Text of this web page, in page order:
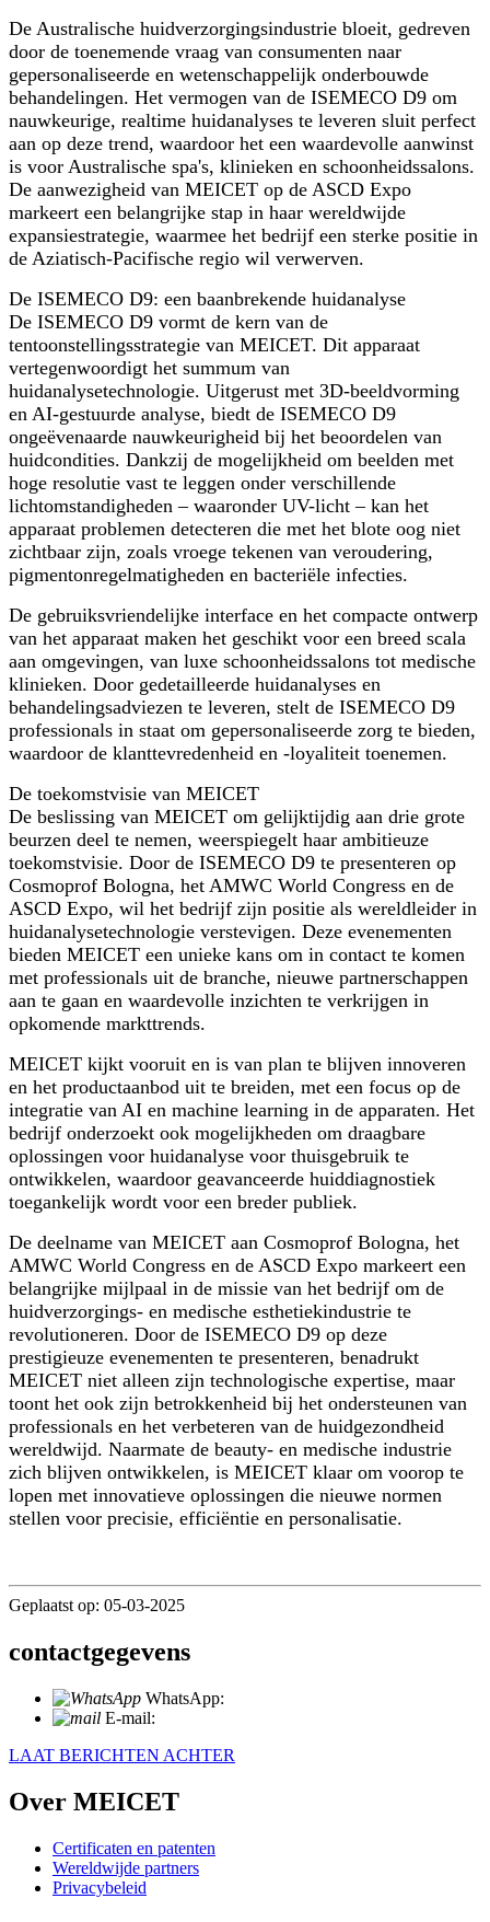
De Australische huidverzorgingsindustrie bloeit, gedreven
door de toenemende vraag van consumenten naar
gepersonaliseerde en wetenschappelijk onderbouwde
behandelingen. Het vermogen van de ISEMECO D9 om
nauwkeurige, realtime huidanalyses te leveren sluit perfect
aan op deze trend, waardoor het een waardevolle aanwinst
is voor Australische spa's, klinieken en schoonheidssalons.
De aanwezigheid van MEICET op de ASCD Expo
markeert een belangrijke stap in haar wereldwijde
expansiestrategie, waarmee het bedrijf een sterke positie in
de Aziatisch-Pacifische regio wil verwerven.
De ISEMECO D9: een baanbrekende huidanalyse
De ISEMECO D9 vormt de kern van de
tentoonstellingsstrategie van MEICET. Dit apparaat
vertegenwoordigt het summum van
huidanalysetechnologie. Uitgerust met 3D-beeldvorming
en AI-gestuurde analyse, biedt de ISEMECO D9
ongeëvenaarde nauwkeurigheid bij het beoordelen van
huidcondities. Dankzij de mogelijkheid om beelden met
hoge resolutie vast te leggen onder verschillende
lichtomstandigheden – waaronder UV-licht – kan het
apparaat problemen detecteren die met het blote oog niet
zichtbaar zijn, zoals vroege tekenen van veroudering,
pigmentonregelmatigheden en bacteriële infecties.
De gebruiksvriendelijke interface en het compacte ontwerp
van het apparaat maken het geschikt voor een breed scala
aan omgevingen, van luxe schoonheidssalons tot medische
klinieken. Door gedetailleerde huidanalyses en
behandelingsadviezen te leveren, stelt de ISEMECO D9
professionals in staat om gepersonaliseerde zorg te bieden,
waardoor de klanttevredenheid en -loyaliteit toenemen.
De toekomstvisie van MEICET
De beslissing van MEICET om gelijktijdig aan drie grote
beurzen deel te nemen, weerspiegelt haar ambitieuze
toekomstvisie. Door de ISEMECO D9 te presenteren op
Cosmoprof Bologna, het AMWC World Congress en de
ASCD Expo, wil het bedrijf zijn positie als wereldleider in
huidanalysetechnologie verstevigen. Deze evenementen
bieden MEICET een unieke kans om in contact te komen
met professionals uit de branche, nieuwe partnerschappen
aan te gaan en waardevolle inzichten te verkrijgen in
opkomende markttrends.
MEICET kijkt vooruit en is van plan te blijven innoveren
en het productaanbod uit te breiden, met een focus op de
integratie van AI en machine learning in de apparaten. Het
bedrijf onderzoekt ook mogelijkheden om draagbare
oplossingen voor huidanalyse voor thuisgebruik te
ontwikkelen, waardoor geavanceerde huiddiagnostiek
toegankelijk wordt voor een breder publiek.
De deelname van MEICET aan Cosmoprof Bologna, het
AMWC World Congress en de ASCD Expo markeert een
belangrijke mijlpaal in de missie van het bedrijf om de
huidverzorgings- en medische esthetiekindustrie te
revolutioneren. Door de ISEMECO D9 op deze
prestigieuze evenementen te presenteren, benadrukt
MEICET niet alleen zijn technologische expertise, maar
toont het ook zijn betrokkenheid bij het ondersteunen van
professionals en het verbeteren van de huidgezondheid
wereldwijd. Naarmate de beauty- en medische industrie
zich blijven ontwikkelen, is MEICET klaar om voorop te
lopen met innovatieve oplossingen die nieuwe normen
stellen voor precisie, efficiëntie en personalisatie.
Geplaatst op: 05-03-2025
contactgegevens
WhatsApp:
E-mail:
LAAT BERICHTEN ACHTER
Over MEICET
Certificaten en patenten
Wereldwijde partners
Privacybeleid